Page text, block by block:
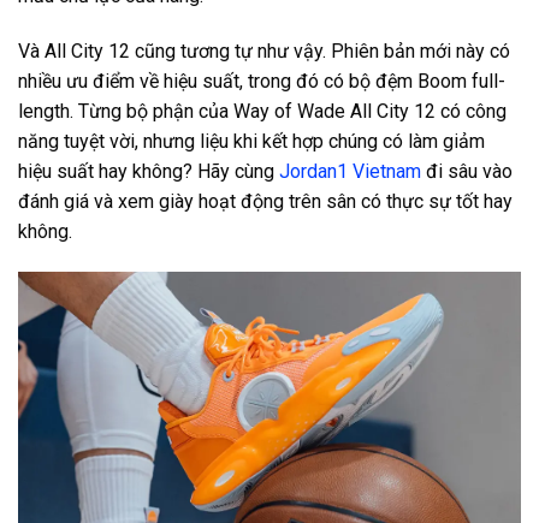
Và All City 12 cũng tương tự như vậy. Phiên bản mới này có
nhiều ưu điểm về hiệu suất, trong đó có bộ đệm Boom full-
length. Từng bộ phận của Way of Wade All City 12 có công
năng tuyệt vời, nhưng liệu khi kết hợp chúng có làm giảm
hiệu suất hay không? Hãy cùng Jordan1 Vietnam đi sâu vào
đánh giá và xem giày hoạt động trên sân có thực sự tốt hay
không.